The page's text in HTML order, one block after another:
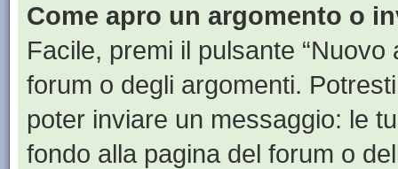
Come apro un argomento o
Facile, premi il pulsante
forum o degli argomenti.
poter inviare un messaggio: le
fondo alla pagina del forum o